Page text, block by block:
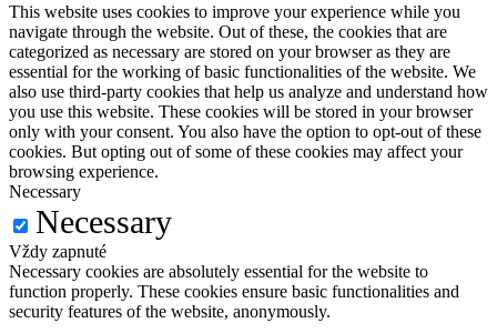
This website uses cookies to improve your experience while you
navigate through the website. Out of these, the cookies that are
categorized as necessary are stored on your browser as they are
essential for the working of basic functionalities of the website. We
also use third-party cookies that help us analyze and understand how
you use this website. These cookies will be stored in your browser
only with your consent. You also have the option to opt-out of these
cookies. But opting out of some of these cookies may affect your
browsing experience.
Necessary
Necessary
Vždy zapnuté
Necessary cookies are absolutely essential for the website to
function properly. These cookies ensure basic functionalities and
security features of the website, anonymously.